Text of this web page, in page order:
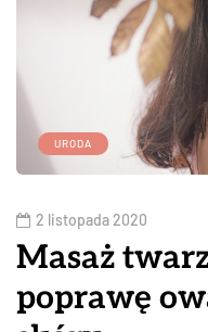
URODA
2 listopada 2020
Masaż
poprawę